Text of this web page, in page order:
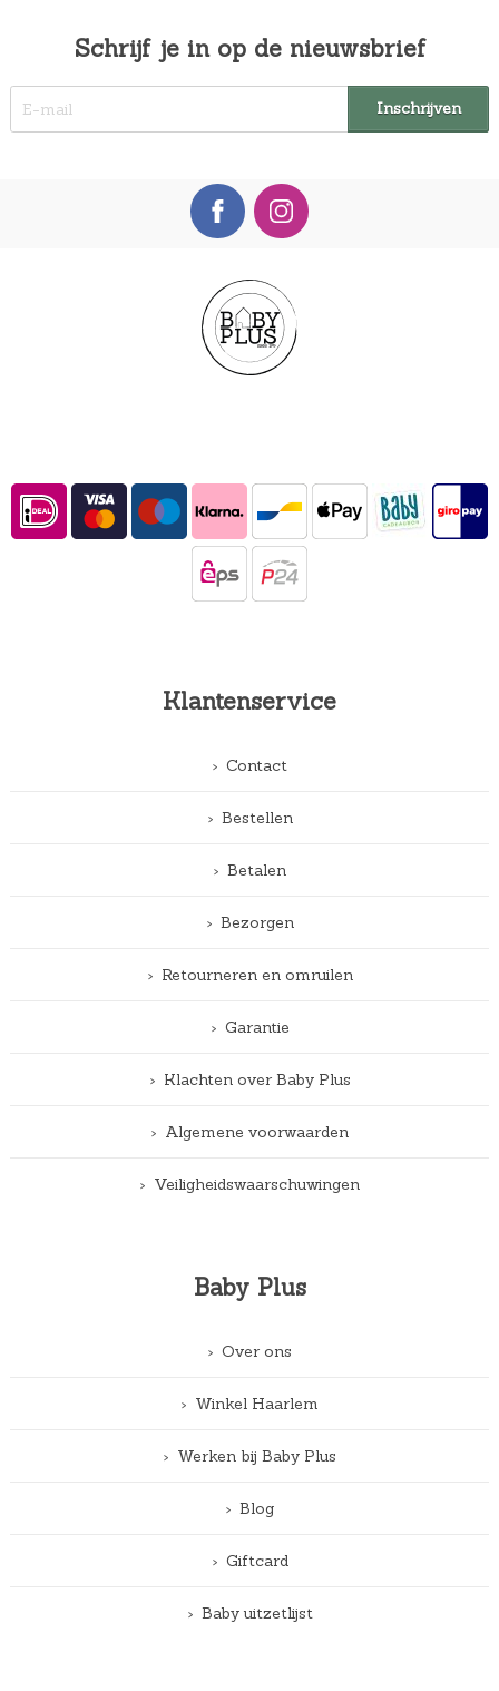
Schrijf je in op de nieuwsbrief
Klantenservice
Contact
Bestellen
Betalen
Bezorgen
Retourneren en omruilen
Garantie
Klachten over Baby Plus
Algemene voorwaarden
Veiligheidswaarschuwingen
Baby Plus
Over ons
Winkel Haarlem
Werken bij Baby Plus
Blog
Giftcard
Baby uitzetlijst